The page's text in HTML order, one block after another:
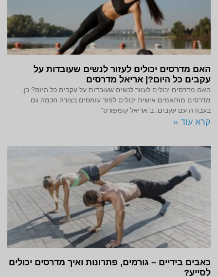
האם מדרסים יכולים לעזור לנשים שעובדות על
עקבים כל היום?| אריאל מדרסים
האם מדרסים יכולים לעזור לנשים שעובדות על עקבים כל היום? כן,
מדרסים מותאמים אישית יכולים לפזר עומסים בצורה חכמה גם
בעבודה עם עקבים. ב”אריאל קומפורט”
קרא עוד »
כאבים בידיים – גורמים, פתרונות ואיך מדרסים יכולים
לסייע?